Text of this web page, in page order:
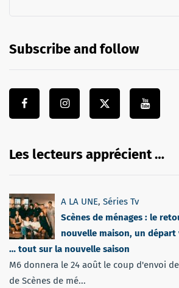
Subscribe and follow
Les lecteurs apprécient …
A LA UNE, Séries Tv
Scènes de ménages : le
nouvelle maison, un départ
… tout sur la nouvelle saison
M6 donnera le 24 août le coup d'envoi
de Scènes de mé...